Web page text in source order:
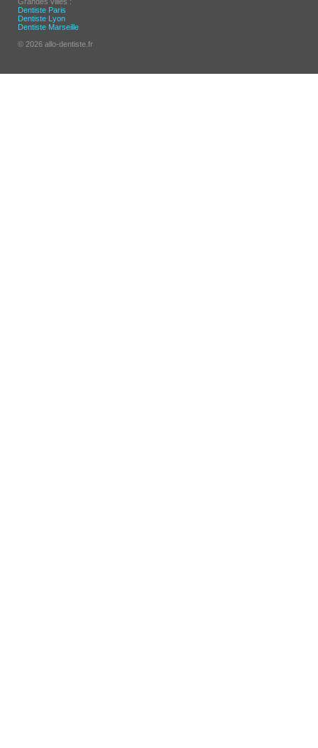
Dentiste Paris
Dentiste Lyon
Dentiste Marseille
© 2026 allo-dentiste.fr